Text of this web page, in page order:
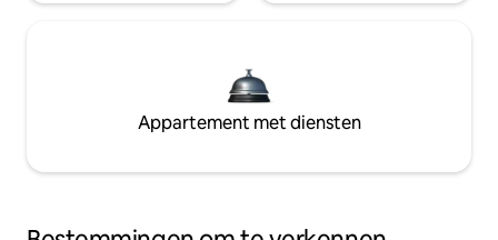
Appartement met diensten